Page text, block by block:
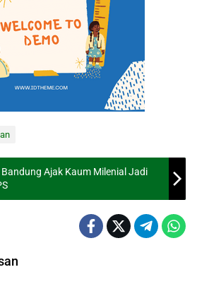
Ajak Kaum Milenial Jadi